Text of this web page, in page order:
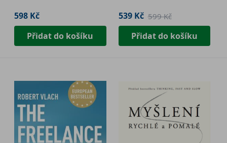
598 Kč
Přidat do košíku
539 Kč 599 Kč
Přidat do košíku